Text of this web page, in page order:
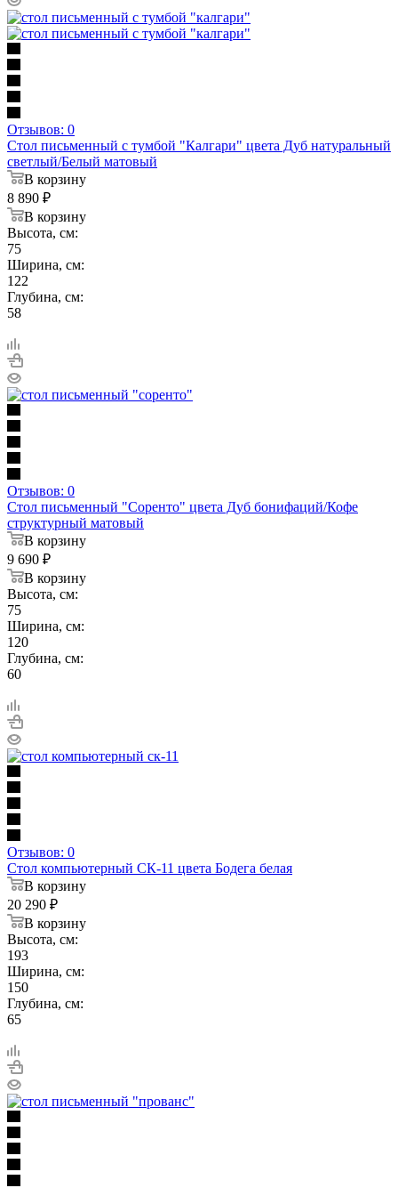
Отзывов: 0
Стол письменный с тумбой "Калгари" цвета Дуб натуральный
светлый/Белый матовый
В корзину
8 890 ₽
В корзину
Высота, см:
75
Ширина, см:
122
Глубина, см:
58
Отзывов: 0
Стол письменный "Соренто" цвета Дуб бонифаций/Кофе
структурный матовый
В корзину
9 690 ₽
В корзину
Высота, см:
75
Ширина, см:
120
Глубина, см:
60
Отзывов: 0
Стол компьютерный СК-11 цвета Бодега белая
В корзину
20 290 ₽
В корзину
Высота, см:
193
Ширина, см:
150
Глубина, см:
65